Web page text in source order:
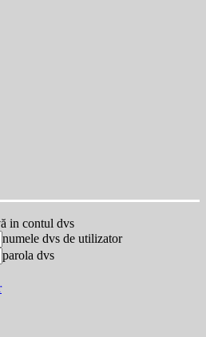
in contul dvs
numele dvs de utilizator
parola dvs